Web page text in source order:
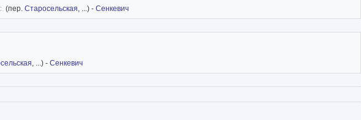
(пер. Старосельская, ...) - Сенкевич
, ...) - Сенкевич